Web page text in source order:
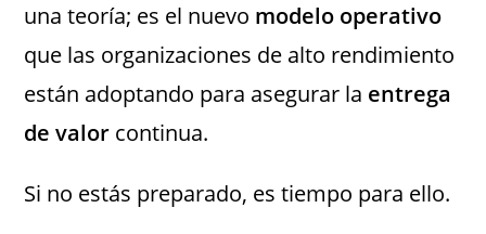
una teoría; es el nuevo modelo operativo
que las organizaciones de alto rendimiento
están adoptando para asegurar la entrega
de valor continua.
Si no estás preparado, es tiempo para ello.